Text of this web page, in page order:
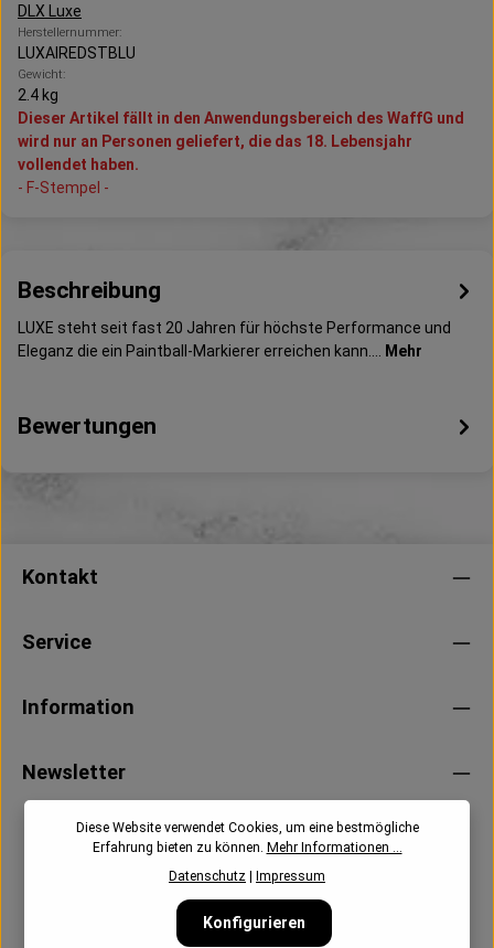
DLX Luxe
Herstellernummer:
LUXAIREDSTBLU
Gewicht:
2.4 kg
Dieser Artikel fällt in den Anwendungsbereich des WaffG und
wird nur an Personen geliefert, die das 18. Lebensjahr
vollendet haben.
- F-Stempel -
Beschreibung
LUXE steht seit fast 20 Jahren für höchste Performance und
Eleganz die ein Paintball-Markierer erreichen kann.…
Mehr
Bewertungen
Kontakt
Service
Information
Newsletter
Diese Website verwendet Cookies, um eine bestmögliche
Erfahrung bieten zu können. Mehr Informationen ...
Datenschutz
Impressum
Konfigurieren